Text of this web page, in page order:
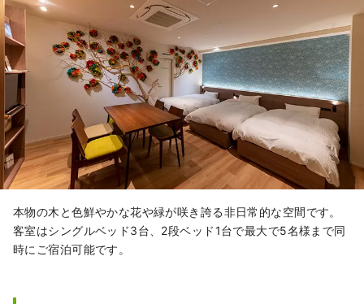
本物の木と色鮮やかな花や緑が咲き誇る非日常的な空間です。
客室はシングルベッド3台、2段ベッド1台で最大で5名様まで同
時にご宿泊可能です。